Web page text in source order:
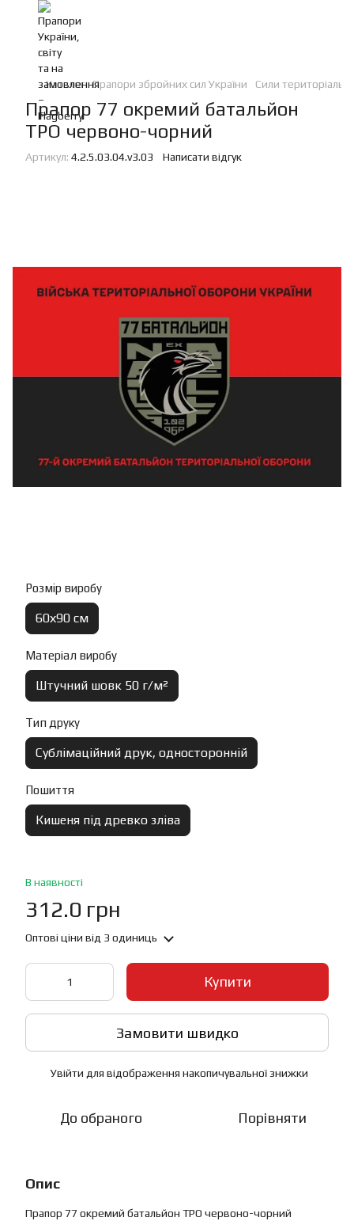
Каталог Прапори збройних сил України Сили
Прапор 77 окремий батальйон
ТРО червоно-чорний
Артикул: 4.2.5.03.04.v3.03 Написати відгук
Розмір виробу
60х90 см
Матеріал виробу
Штучний шовк 50 г/м²
Тип друку
Сублімаційний друк, односторонній
Пошиття
Кишеня під древко зліва
В наявності
312.0 грн
Оптові ціни від 3 одиниць
Купити
Замовити швидко
Увійти для відображення накопичувальної знижки
До обраного Порівняти
Опис
Прапор 77 окремий батальйон ТРО червоно-чорний